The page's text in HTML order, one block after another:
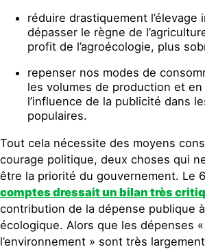
réduire drastiquement l’élevage
dépasser le règne de
profit de l’agroécologie, plus
repenser nos modes de
les volumes de production et
l’influence de la publicité dans
populaires.
Tout cela nécessite des moyens
courage politique, deux choses qui
être la priorité du gouvernement. Le
comptes dressait un bilan très
contribution de la dépense publique
écologique. Alors que les dépenses
l’environnement » sont très